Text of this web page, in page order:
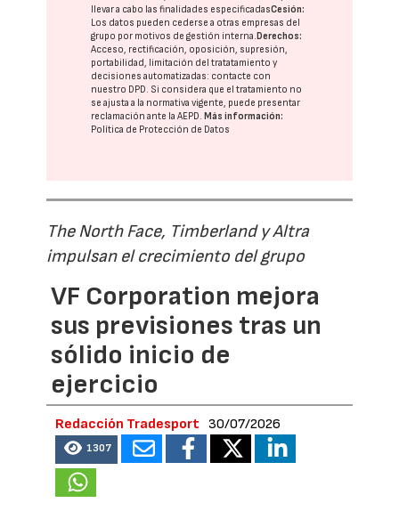
llevar a cabo las finalidades especificadasCesión:
Los datos pueden cederse a otras empresas del
grupo por motivos de gestión interna.Derechos:
Acceso, rectificación, oposición, supresión,
portabilidad, limitación del tratatamiento y
decisiones automatizadas: contacte con
nuestro DPD. Si considera que el tratamiento no
se ajusta a la normativa vigente, puede presentar
reclamación ante laAEPD.Más información:
Política de Protección de Datos
The North Face, Timberland y Altra
impulsan el crecimiento del grupo
VF Corporation mejora
sus previsiones tras un
sólido inicio de
ejercicio
Redacción Tradesport 30/07/2026
1307